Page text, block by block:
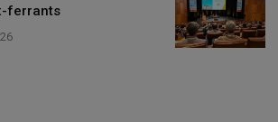
ferrants